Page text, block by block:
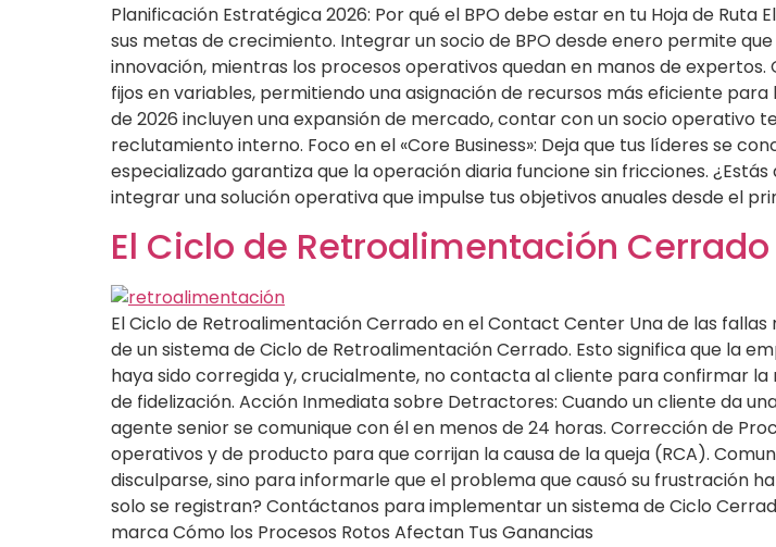
Planificación Estratégica 2026: Por qué el BPO debe estar en tu Hoja de
sus metas de crecimiento. Integrar un socio de BPO desde enero permite
innovación, mientras los procesos operativos quedan en manos de
fijos en variables, permitiendo una asignación de recursos más eficiente
de 2026 incluyen una expansión de mercado, contar con un socio
reclutamiento interno. Foco en el «Core Business»: Deja que tus líderes se
especializado garantiza que la operación diaria funcione sin fricciones.
integrar una solución operativa que impulse tus objetivos anuales desde el
El Ciclo de Retroalimentación Cerrado
El Ciclo de Retroalimentación Cerrado en el Contact Center Una de las
de un sistema de Ciclo de Retroalimentación Cerrado. Esto significa que la
haya sido corregida y, crucialmente, no contacta al cliente para confirmar
de fidelización. Acción Inmediata sobre Detractores: Cuando un cliente da
agente senior se comunique con él en menos de 24 horas. Corrección de
operativos y de producto para que corrijan la causa de la queja (RCA).
disculparse, sino para informarle que el problema que causó su frustración
solo se registran? Contáctanos para implementar un sistema de Ciclo
marca Cómo los Procesos Rotos Afectan Tus Ganancias